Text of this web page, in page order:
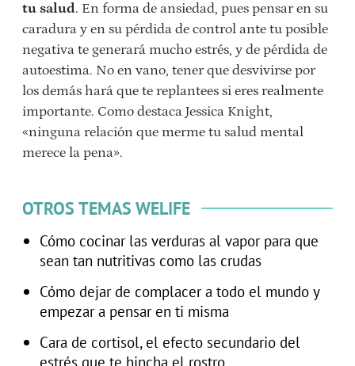
tu salud. En forma de ansiedad, pues pensar en su
caradura y en su pérdida de control ante tu posible
negativa te generará mucho estrés, y de pérdida de
autoestima. No en vano, tener que desvivirse por
los demás hará que te replantees si eres realmente
importante. Como destaca Jessica Knight,
«ninguna relación que merme tu salud mental
merece la pena».
OTROS TEMAS WELIFE
Cómo cocinar las verduras al vapor para que
sean tan nutritivas como las crudas
Cómo dejar de complacer a todo el mundo y
empezar a pensar en ti misma
Cara de cortisol, el efecto secundario del
estrés que te hincha el rostro